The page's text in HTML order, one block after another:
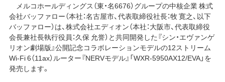
メルコホールディングス（東・名6676）グループの中核企業 株式
会社バッファロー（本社：名古屋市、代表取締役社長：牧 寛之、以下
バッファロー）は、株式会社エディオン（本社：大阪市、代表取締役
会長兼社長執行役員：久保 允誉）と共同開発した『シン・エヴァンゲ
リオン劇場版』公開記念コラボレーションモデルの12ストリーム
Wi-Fi 6（11ax）ルーター『NERVモデル』「WXR-5950AX12/EVA」を
発売します。